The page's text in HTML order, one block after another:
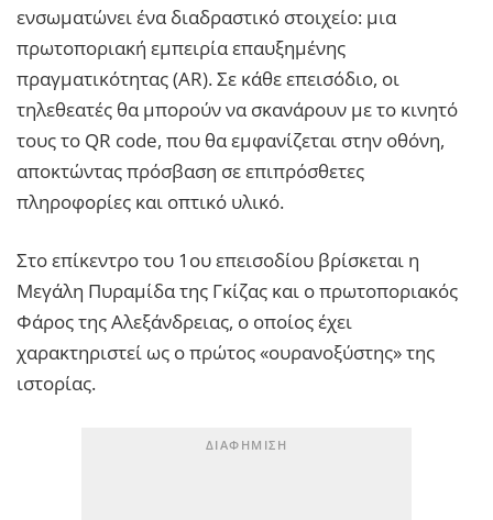
ενσωματώνει ένα διαδραστικό στοιχείο: μια
πρωτοποριακή εμπειρία επαυξημένης
πραγματικότητας (AR). Σε κάθε επεισόδιο, οι
τηλεθεατές θα μπορούν να σκανάρουν με το κινητό
τους το QR code, που θα εμφανίζεται στην οθόνη,
αποκτώντας πρόσβαση σε επιπρόσθετες
πληροφορίες και οπτικό υλικό.
Στο επίκεντρο του 1ου επεισοδίου βρίσκεται η
Μεγάλη Πυραμίδα της Γκίζας και ο πρωτοποριακός
Φάρος της Αλεξάνδρειας, ο οποίος έχει
χαρακτηριστεί ως ο πρώτος «ουρανοξύστης» της
ιστορίας.